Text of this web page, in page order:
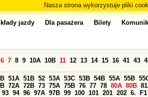
Nasza strona wykorzystuje pliki
jazdy Dla pasażera Bilety
6 7 8 9 10A 10B 11 12 13 14 15 16 41 43
51A 51B 52 53A 53C 53B 54B 55A 55B
72A 72B 73 75A 75B 76 77 78 80A 80B
93 94 96 97A 97B 99 100 101 201 202 6. F1